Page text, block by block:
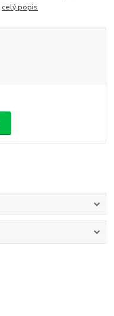
celý popis